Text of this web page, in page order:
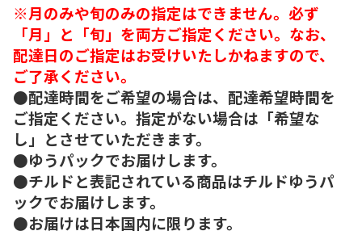
※月のみや旬のみの指定はできません。必ず
「月」と「旬」を両方ご指定ください。なお、
配達日のご指定はお受けいたしかねますので、
ご了承ください。
●配達時間をご希望の場合は、配達希望時間を
ご指定ください。指定がない場合は「希望な
し」とさせていただきます。
●ゆうパックでお届けします。
●チルドと表記されている商品はチルドゆうパ
ックでお届けします。
●お届けは日本国内に限ります。